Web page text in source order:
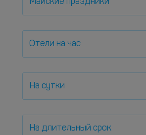
Отели на час
На сутки
На длительный срок